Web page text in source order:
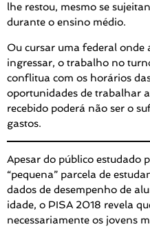
lhe restou, mesmo se
durante o ensino médio.
Ou cursar uma federal onde
ingressar, o trabalho no
conflitua com os horários
oportunidades de trabalhar
recebido poderá não ser o
gastos.
Apesar do público estudado
“pequena” parcela de
dados de desempenho de
idade, o PISA 2018 revela
necessariamente os jovens